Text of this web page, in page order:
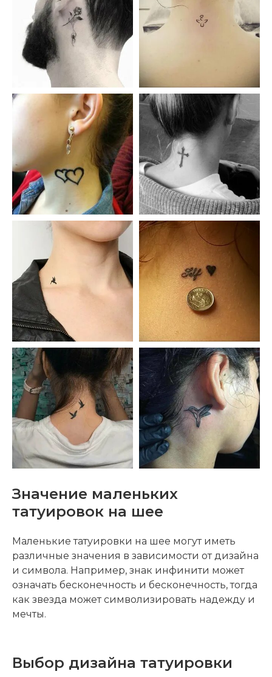
Значение маленьких
татуировок на шее
Маленькие татуировки на шее могут иметь
различные значения в зависимости от дизайна
и символа. Например, знак инфинити может
означать бесконечность и бесконечность, тогда
как звезда может символизировать надежду и
мечты.
Выбор дизайна татуировки